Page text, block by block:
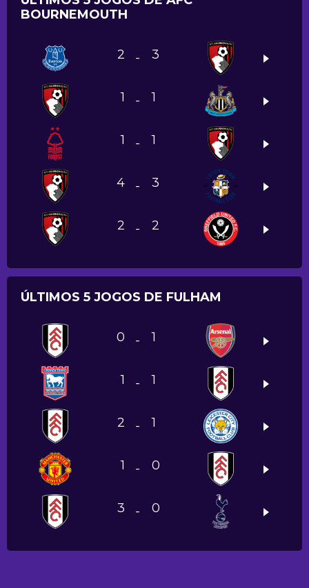
BOURNEMOUTH
2 - 3
1 - 1
1 - 1
4 - 3
2 - 2
ÚLTIMOS 5 JOGOS DE FULHAM
0 - 1
1 - 1
2 - 1
1 - 0
3 - 0